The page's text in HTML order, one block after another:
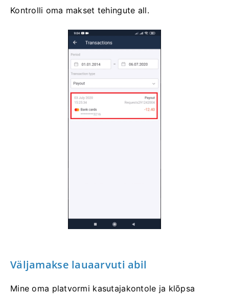
Kontrolli oma makset tehingute all.
Väljamakse lauaarvuti abil
Mine oma platvormi kasutajakontole ja klõpsa